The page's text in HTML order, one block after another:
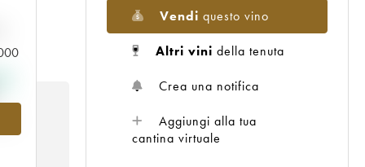
Vendi questo vino
Altri vini della tenuta
Crea una notifica
Aggiungi alla tua
cantina virtuale